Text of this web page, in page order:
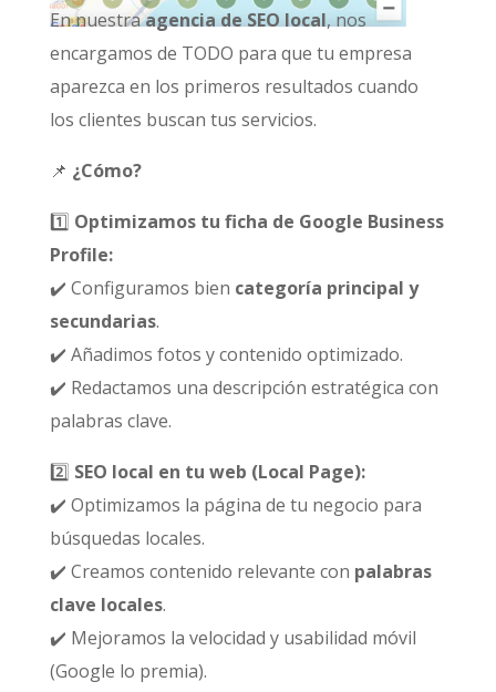
En nuestraagencia de SEO local, nos
encargamos de TODO para que tu empresa
aparezca en los primeros resultados cuando
los clientes buscan tus servicios.
📌 ¿Cómo?
1️⃣ Optimizamos tu ficha de Google Business
Profile:
✔️ Configuramos bien categoría principal y
secundarias.
✔️ Añadimos fotos y contenido optimizado.
✔️ Redactamos una descripción estratégica con
palabras clave.
2️⃣ SEO local en tu web (Local Page):
✔️ Optimizamos la página de tu negocio para
búsquedas locales.
✔️ Creamos contenido relevante con palabras
clave locales.
✔️ Mejoramos la velocidad y usabilidad móvil
(Google lo premia).